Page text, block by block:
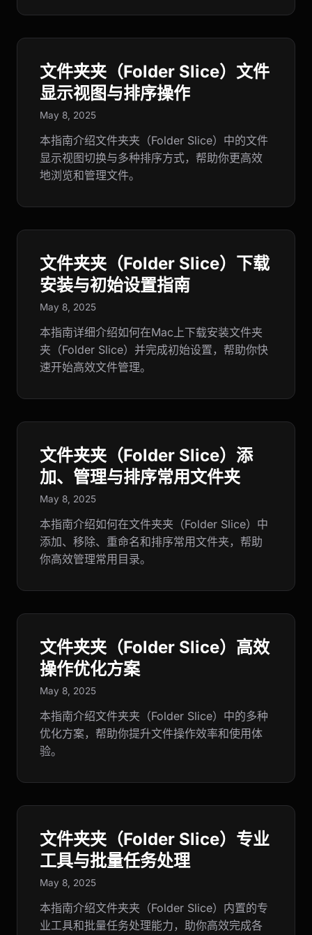
文件夹夹（Folder Slice）文件
显示视图与排序操作
May 8, 2025
本指南介绍文件夹夹（Folder Slice）中的文件
显示视图切换与多种排序方式，帮助你更高效
地浏览和管理文件。
文件夹夹（Folder Slice）下载
安装与初始设置指南
May 8, 2025
本指南详细介绍如何在Mac上下载安装文件夹
夹（Folder Slice）并完成初始设置，帮助你快
速开始高效文件管理。
文件夹夹（Folder Slice）添
加、管理与排序常用文件夹
May 8, 2025
本指南介绍如何在文件夹夹（Folder Slice）中
添加、移除、重命名和排序常用文件夹，帮助
你高效管理常用目录。
文件夹夹（Folder Slice）高效
操作优化方案
May 8, 2025
本指南介绍文件夹夹（Folder Slice）中的多种
优化方案，帮助你提升文件操作效率和使用体
验。
文件夹夹（Folder Slice）专业
工具与批量任务处理
May 8, 2025
本指南介绍文件夹夹（Folder Slice）内置的专
业工具和批量任务处理能力，助你高效完成各